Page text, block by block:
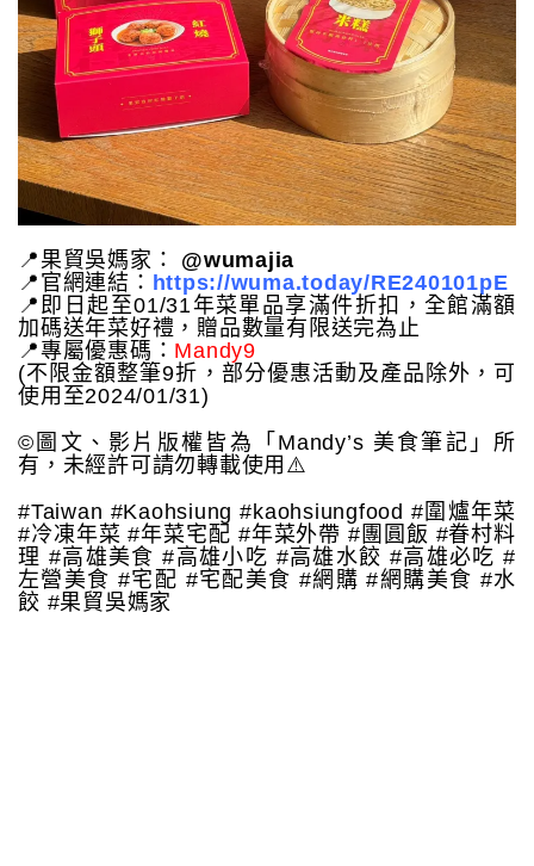
📍果貿吳媽家： @wumajia
📍官網連結： https://wuma.today/RE240101pE
📍即日起至01/31年菜單品享滿件折扣，全館滿額
加碼送年菜好禮，贈品數量有限送完為止
📍專屬優惠碼： Mandy9
(不限金額整筆9折，部分優惠活動及產品除外，可
使用至2024/01/31)
©️圖文、影片版權皆為「Mandy’s 美食筆記」所
有，未經許可請勿轉載使用⚠️
#Taiwan #Kaohsiung #kaohsiungfood #圍爐年菜
#冷凍年菜 #年菜宅配 #年菜外帶 #團圓飯 #眷村料
理 #高雄美食 #高雄小吃 #高雄水餃 #高雄必吃 #
左營美食 #宅配 #宅配美食 #網購 #網購美食 #水
餃 #果貿吳媽家